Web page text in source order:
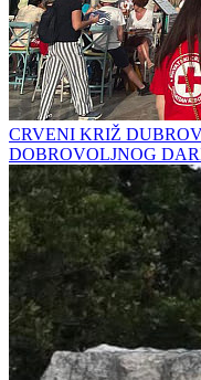
CRVENI KRIŽ
DOBROVOLJNOG